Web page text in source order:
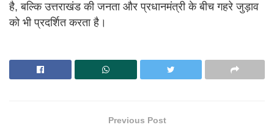
है, बल्कि उत्तराखंड की जनता और प्रधानमंत्री के बीच गहरे जुड़ाव
को भी प्रदर्शित करता है।
Previous Post